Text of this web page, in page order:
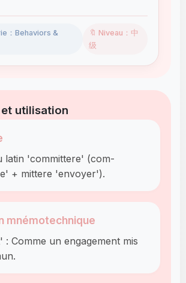
：Behaviors &
🔖 Niveau：中
级
et utilisation
latin 'committere' (com-
+ mittere 'envoyer').
mnémotechnique
: Comme un engagement mis